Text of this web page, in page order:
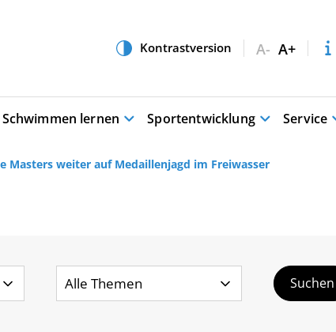
A- A+
Schwimmen lernen Sportentwicklung Service
Masters weiter auf Medaillenjagd im Freiwasser